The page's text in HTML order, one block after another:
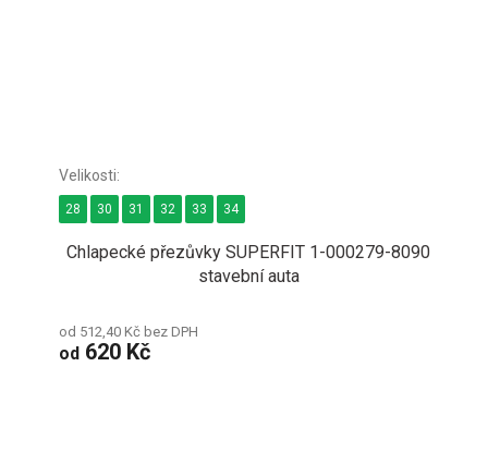
Chlapecké přezůvky SUPERFIT 1-000279-8090
stavební auta
od 512,40 Kč bez DPH
od 620 Kč
28 30 31 32 33 34